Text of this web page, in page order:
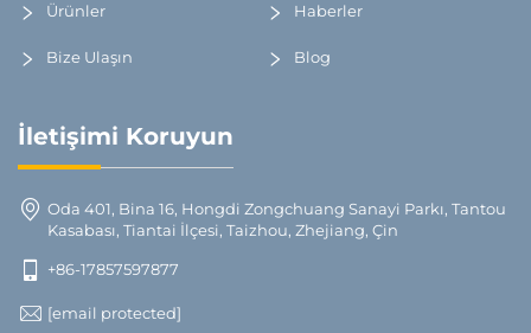
Ürünler Haberler
Bize Ulaşın Blog
İletişimi Koruyun
Oda 401, Bina 16, Hongdi Zongchuang Sanayi Parkı, Tantou
Kasabası, Tiantai İlçesi, Taizhou, Zhejiang, Çin
+86-17857597877
[email protected]